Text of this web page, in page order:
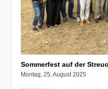
Sommerfest auf der
Montag, 25. August 2025